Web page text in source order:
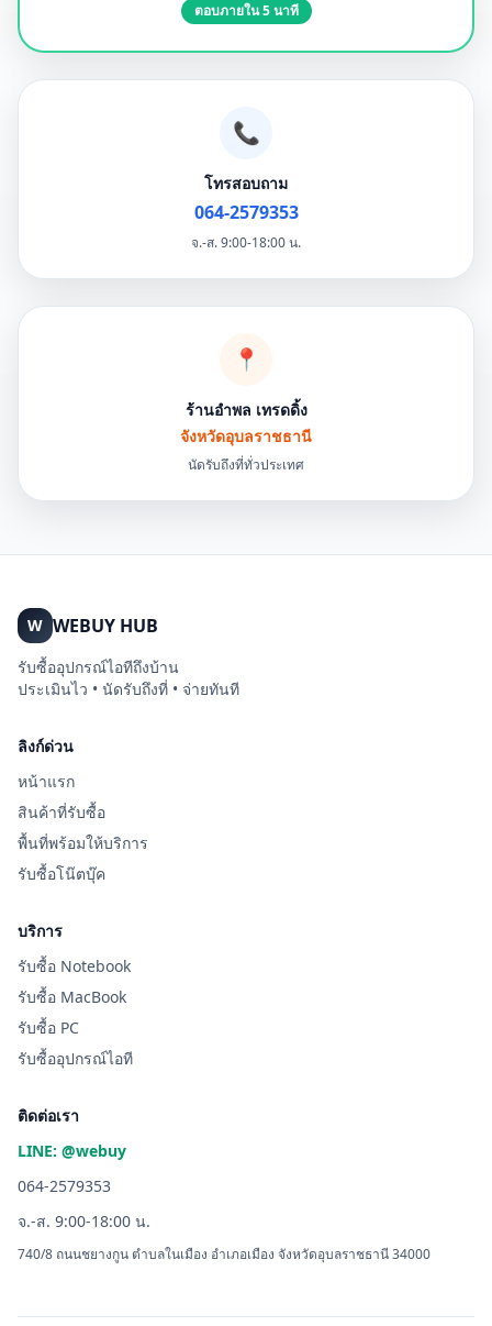
ตอบภายใน 5 นาที
📞
โทรสอบถาม
064-2579353
จ.-ส. 9:00-18:00 น.
📍
ร้านอำพล เทรดดิ้ง
จังหวัดอุบลราชธานี
นัดรับถึงที่ทั่วประเทศ
W WEBUY HUB
รับซื้ออุปกรณ์ไอทีถึงบ้าน
ประเมินไว • นัดรับถึงที่ • จ่ายทันที
ลิงก์ด่วน
หน้าแรก
สินค้าที่รับซื้อ
พื้นที่พร้อมให้บริการ
รับซื้อโน๊ตบุ๊ค
บริการ
รับซื้อ Notebook
รับซื้อ MacBook
รับซื้อ PC
รับซื้ออุปกรณ์ไอที
ติดต่อเรา
LINE: @webuy
064-2579353
จ.-ส. 9:00-18:00 น.
740/8 ถนนชยางกูน ตำบลในเมือง อำเภอเมือง จังหวัดอุบลราชธานี 34000